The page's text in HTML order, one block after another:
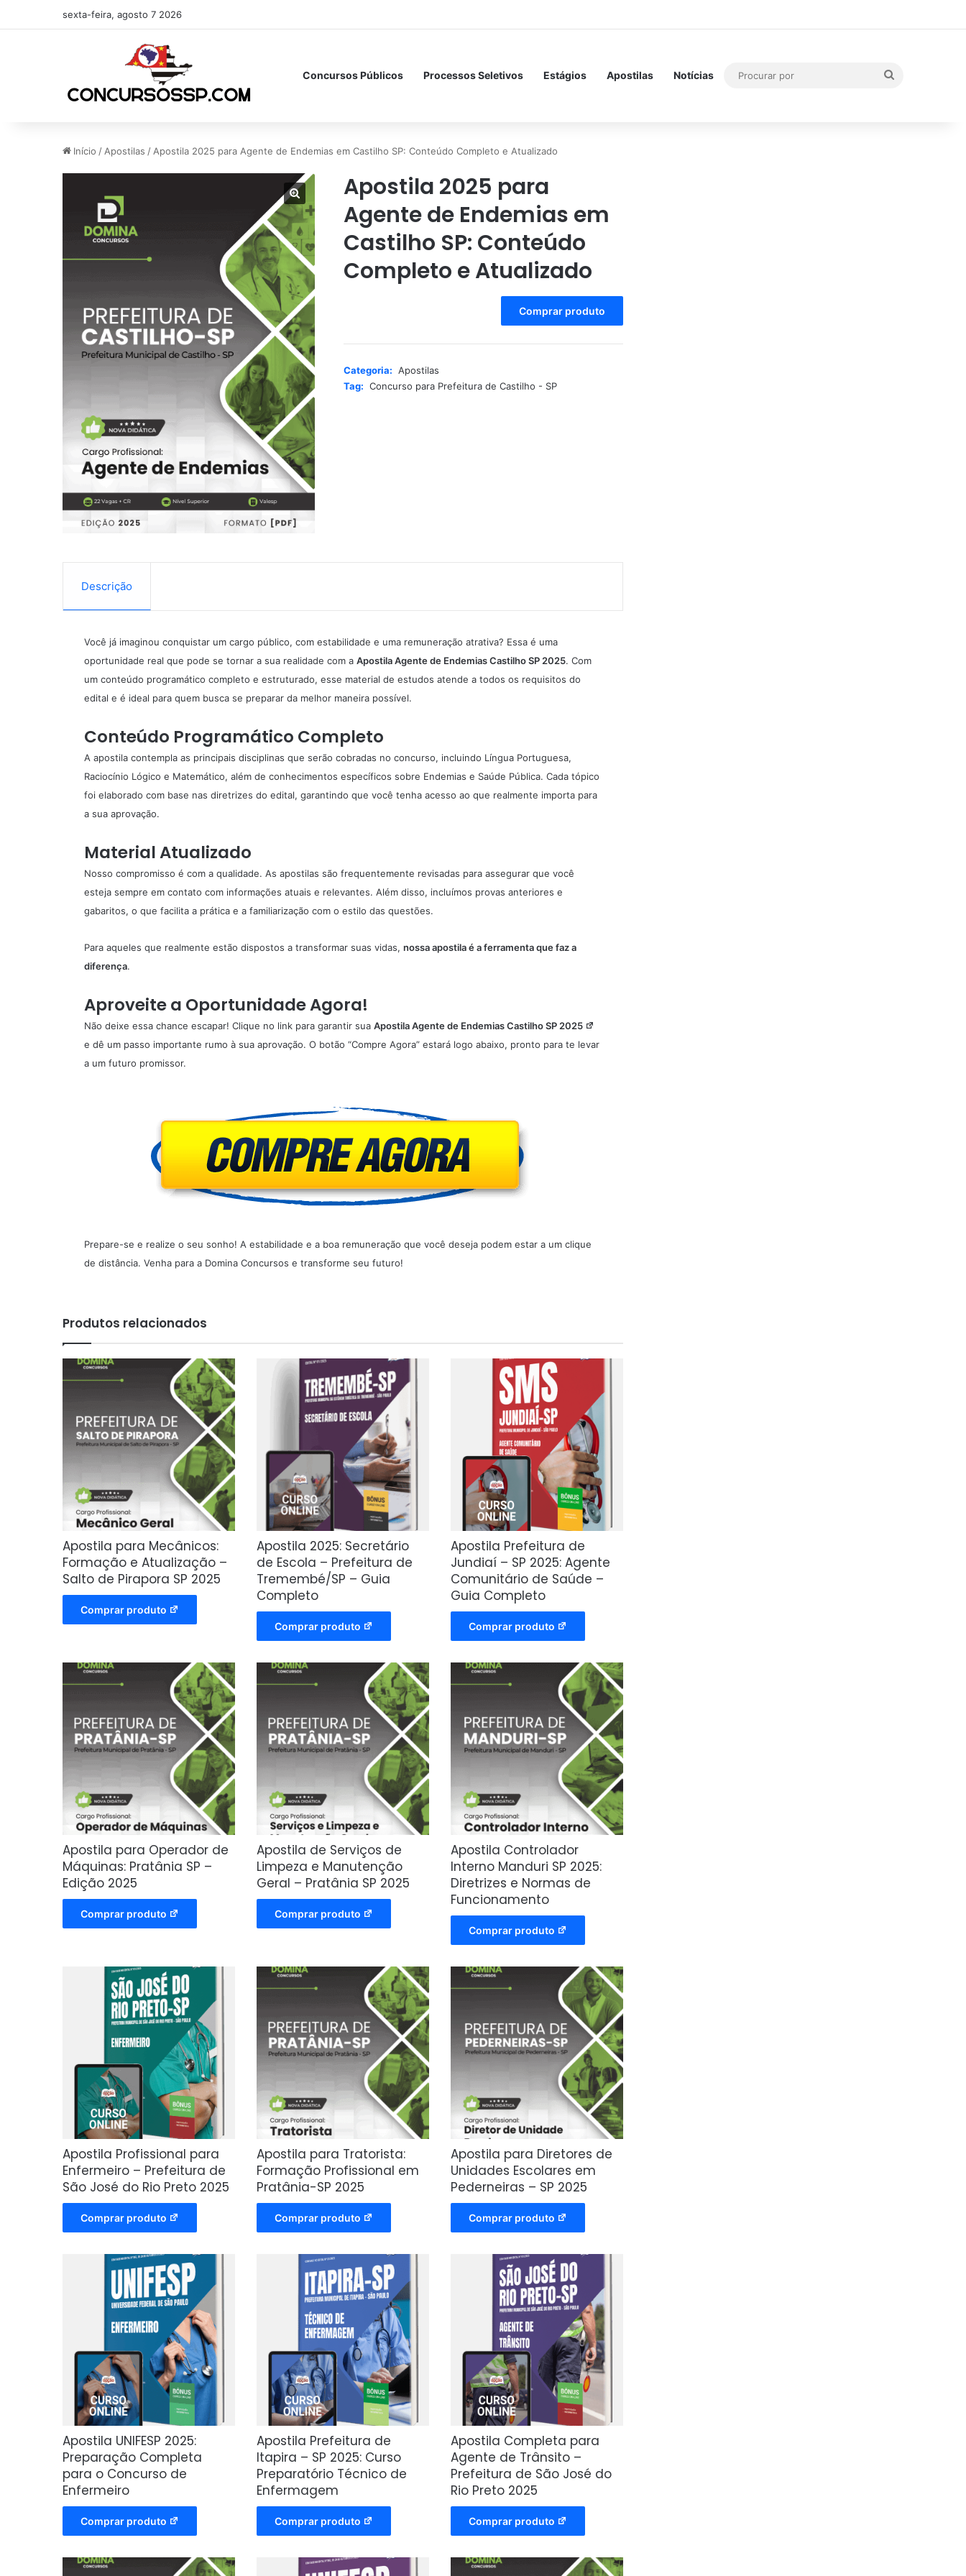
sexta-feira, agosto 7 2026
Concursos Públicos Processos Seletivos Estágios Apostilas Notícias
Início / Apostilas / Apostila 2025 para Agente de Endemias em Castilho SP: Conteúdo Completo e Atualizado
Apostila 2025 para
Agente de Endemias em
Castilho SP: Conteúdo
Completo e Atualizado
Comprar produto
Categoria: Apostilas
Tag: Concurso para Prefeitura de Castilho - SP
Descrição
Você já imaginou conquistar um cargo público, com estabilidade e uma remuneração atrativa? Essa é uma
oportunidade real que pode se tornar a sua realidade com a ApostilaAgente de Endemias Castilho SP 2025. Com
um conteúdo programático completo e estruturado, esse material de estudos atende a todos os requisitos do
edital e é ideal para quem busca se preparar da melhor maneira possível.
Conteúdo Programático Completo
A apostila contempla as principais disciplinas que serão cobradas no concurso, incluindo Língua Portuguesa,
Raciocínio Lógico e Matemático, além de conhecimentos específicos sobre Endemias e Saúde Pública. Cada tópico
foi elaborado com base nas diretrizes do edital, garantindo que você tenha acesso ao que realmente importa para
a sua aprovação.
Material Atualizado
Nosso compromisso é com a qualidade. As apostilas são frequentemente revisadas para assegurar que você
esteja sempre em contato com informações atuais e relevantes. Além disso, incluímos provas anteriores e
gabaritos, o que facilita a prática e a familiarização com o estilo das questões.
Para aqueles que realmente estão dispostos a transformar suas vidas, nossa apostila é a ferramenta que faz a
diferença.
Aproveite a Oportunidade Agora!
Não deixe essa chance escapar! Clique no link para garantir sua Apostila Agente de Endemias Castilho SP 2025
e dê um passo importante rumo à sua aprovação. O botão “Compre Agora” estará logo abaixo, pronto para te levar
a um futuro promissor.
Prepare-se e realize o seu sonho! A estabilidade e a boa remuneração que você deseja podem estar a um clique
de distância. Venha para a Domina Concursos e transforme seu futuro!
Produtos relacionados
Apostila para Mecânicos:
Formação e Atualização –
Salto de Pirapora SP 2025
Comprar produto
Apostila 2025: Secretário
de Escola – Prefeitura de
Tremembé/SP – Guia
Completo
Comprar produto
Apostila Prefeitura de
Jundiaí – SP 2025: Agente
Comunitário de Saúde –
Guia Completo
Comprar produto
Apostila para Operador de
Máquinas: Pratânia SP –
Edição 2025
Comprar produto
Apostila de Serviços de
Limpeza e Manutenção
Geral – Pratânia SP 2025
Comprar produto
Apostila Controlador
Interno Manduri SP 2025:
Diretrizes e Normas de
Funcionamento
Comprar produto
Apostila Profissional para
Enfermeiro – Prefeitura de
São José do Rio Preto 2025
Comprar produto
Apostila para Tratorista:
Formação Profissional em
Pratânia-SP 2025
Comprar produto
Apostila para Diretores de
Unidades Escolares em
Pederneiras – SP 2025
Comprar produto
Apostila UNIFESP 2025:
Preparação Completa
para o Concurso de
Enfermeiro
Comprar produto
Apostila Prefeitura de
Itapira – SP 2025: Curso
Preparatório Técnico de
Enfermagem
Comprar produto
Apostila Completa para
Agente de Trânsito –
Prefeitura de São José do
Rio Preto 2025
Comprar produto